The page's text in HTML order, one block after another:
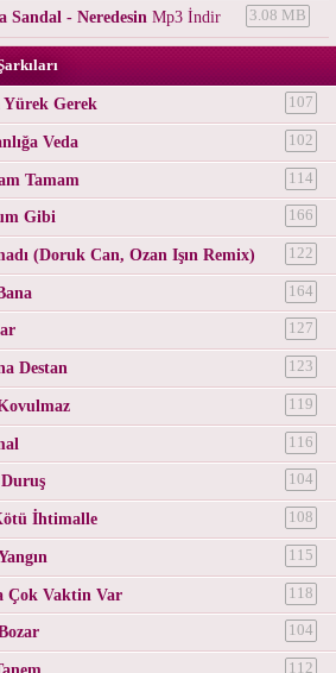
Sandal - NeredesinMp3 İndir 3.08 MB
Yürek Gerek 107
Veda 102
Tamam 114
Gibi 166
(Doruk Can, Ozan Işın Remix) 122
164
127
Destan 123
119
116
104
İhtimalle 108
115
Çok Vaktin Var 118
104
112